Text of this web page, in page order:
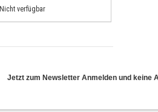
Nicht verfügbar
Jetzt zum Newsletter Anmelden und keine